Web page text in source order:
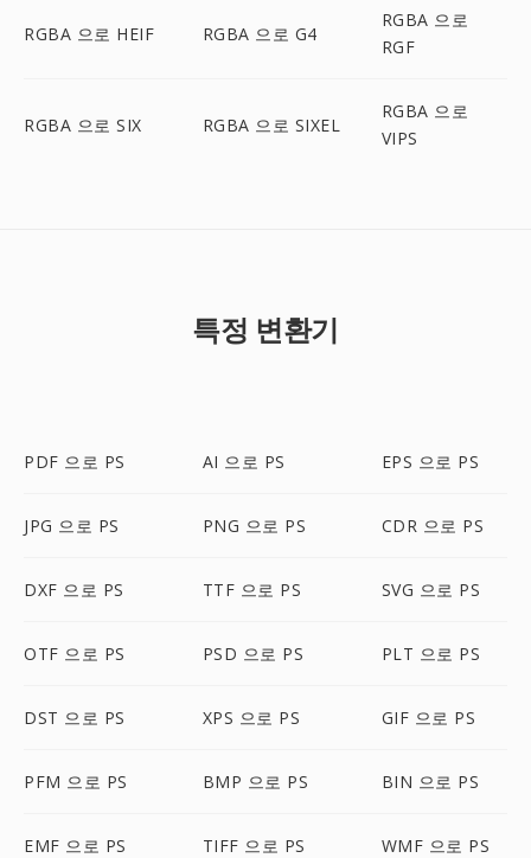
RGBA 으로 HEIF RGBA 으로 G4
RGBA 으로
RGF
RGBA 으로 SIX RGBA 으로 SIXEL
RGBA 으로
VIPS
특정 변환기
PDF 으로 PS AI 으로 PS EPS 으로 PS
JPG 으로 PS PNG 으로 PS CDR 으로 PS
DXF 으로 PS TTF 으로 PS SVG 으로 PS
OTF 으로 PS PSD 으로 PS PLT 으로 PS
DST 으로 PS XPS 으로 PS GIF 으로 PS
PFM 으로 PS BMP 으로 PS BIN 으로 PS
EMF 으로 PS TIFF 으로 PS WMF 으로 PS